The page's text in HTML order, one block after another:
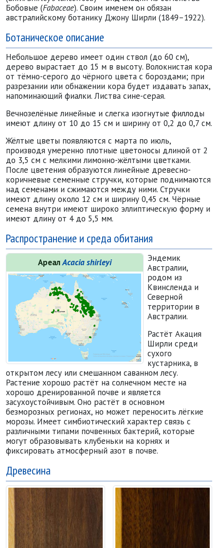
Бобовые (Fabaceae). Своим именем он обязан
австралийскому ботанику Джону Ширли (1849–1922).
Ботаническое описание
Небольшое дерево имеет один ствол (до 60 см),
дерево вырастает до 15 м в высоту. Волокнистая кора
от тёмно-серого до чёрного цвета с бороздами; при
разрезании или обнажении кора будет издавать запах,
напоминающий фиалки. Листва сине-серая.
Вечнозелёные линейные и слегка изогнутые филлоды
имеют длину от 10 до 15 см и ширину от 0,2 до 0,7 см.
Жёлтые цветы появляются с марта по июль,
производя умеренно плотные цветоносы длиной от 2
до 3,5 см с мелкими лимонно-жёлтыми цветками.
После цветения образуются линейные древесно-
коричневые семенные стручки, которые поднимаются
над семенами и сжимаются между ними. Стручки
имеют длину около 12 см и ширину 0,45 см. Чёрные
семена внутри имеют широко эллиптическую форму и
имеют длину от 4 до 5,5 мм.
Распространение и среда обитания
АреалAcacia shirleyi
Эндемик
Австралии,
родом из
Квинсленда и
Северной
территории в
Австралии.
Растёт Акация
Ширли среди
сухого
кустарника, в
открытом лесу или смешанном саванном лесу.
Растение хорошо растёт на солнечном месте на
хорошо дренированной почве и является
засухоустойчивым. Оно растёт в основном
безморозных регионах, но может переносить лёгкие
морозы. Имеет симбиотический характер связь с
различными типами почвенных бактерий, которые
могут образовывать клубеньки на корнях и
фиксировать атмосферный азот в почве.
Древесина